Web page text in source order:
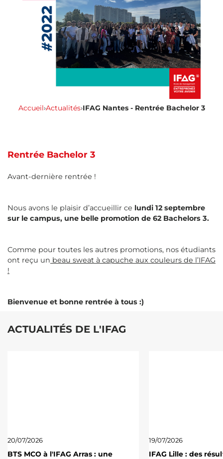
Accueil›Actualités›IFAG Nantes - Rentrée Bachelor 3
Rentrée Bachelor 3
Avant-dernière rentrée !
Nous avons le plaisir d’accueillir ce lundi 12 septembre
sur le campus, une belle promotion de 62 Bachelors 3.
Comme pour toutes les autres promotions, nos étudiants
ont reçu un beau sweat à capuche aux couleurs de l’IFAG
!
Bienvenue et bonne rentrée à tous :)
ACTUALITÉS DE L'IFAG
20/07/2026
BTS MCO à l'IFAG Arras : une
19/07/2026
IFAG Lille : des